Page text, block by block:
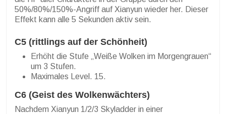
50%/80%/150%-Angriff auf Xianyun wieder her. Dieser
Effekt kann alle 5 Sekunden aktiv sein.
C5 (rittlings auf der Schönheit)
Erhöht die Stufe „Weiße Wolken im Morgengrauen“
um 3 Stufen.
Maximales Level. 15.
C6 (Geist des Wolkenwächters)
Nachdem Xianyun 1/2/3 Skyladder in einer